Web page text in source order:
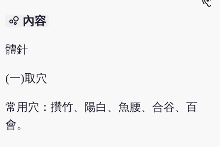
bubble_chart 內容
體針
(一)取穴
常用穴：攢竹、陽白、魚腰、合谷、百
會。